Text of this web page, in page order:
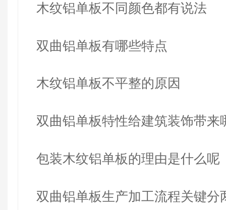
呢？
木纹铝单板不同颜色都有说法
双曲铝单板有哪些特点
木纹铝单板不平整的原因
双曲铝单板特性给建筑装饰带来
感
包装木纹铝单板的理由是什么呢
双曲铝单板生产加工流程关键分